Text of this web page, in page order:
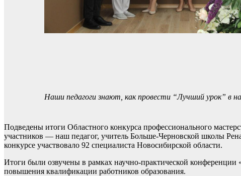
Наши педагоги знают, как провести “Лучший урок” в
Подведены итоги Областного конкурса профессионального
участников — наш педагог, учитель Больше-Черновской школы
конкурсе участвовало 92 специалиста Новосибирской области.
Итоги были озвучены в рамках научно-практической
повышения квалификации работников образования.